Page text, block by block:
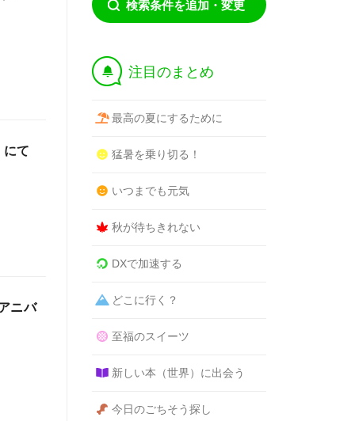
て
ニバ
検索条件を追加・変更
† 注目のまとめ
最高の夏にするために
猛暑を乗り切る！
いつまでも元気
秋が待ちきれない
DXで加速する
どこに行く？
至福のスイーツ
新しい本（世界）に出会う
今日のごちそう探し